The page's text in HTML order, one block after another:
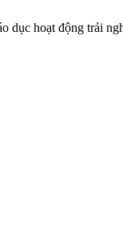
dục hoạt động trải